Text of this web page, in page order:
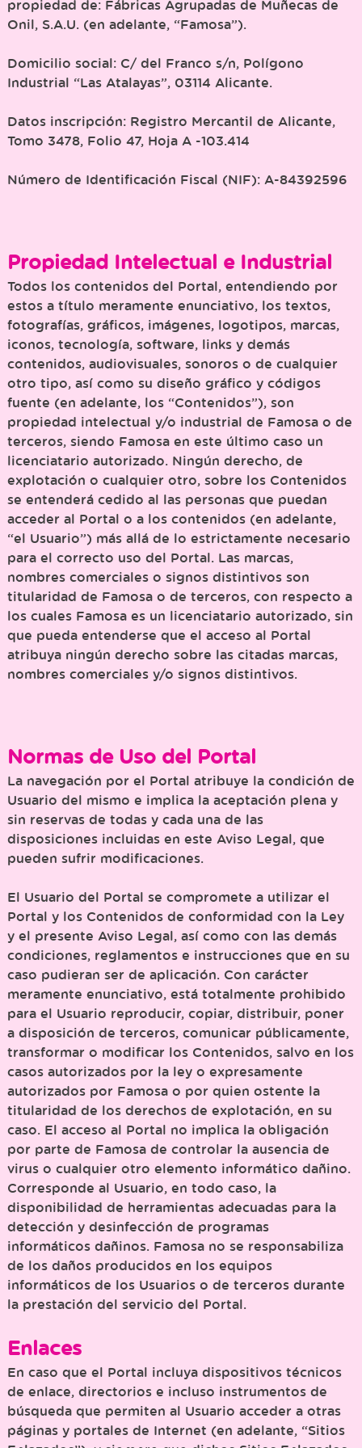
propiedad de: Fábricas Agrupadas de Muñecas de
Onil, S.A.U. (en adelante, “Famosa”).
Domicilio social: C/ del Franco s/n, Polígono
Industrial “Las Atalayas”, 03114 Alicante.
Datos inscripción: Registro Mercantil de Alicante,
Tomo 3478, Folio 47, Hoja A -103.414
Número de Identificación Fiscal (NIF): A-84392596
Propiedad Intelectual e Industrial
Todos los contenidos del Portal, entendiendo por
estos a título meramente enunciativo, los textos,
fotografías, gráficos, imágenes, logotipos, marcas,
iconos, tecnología, software, links y demás
contenidos, audiovisuales, sonoros o de cualquier
otro tipo, así como su diseño gráfico y códigos
fuente (en adelante, los “Contenidos”), son
propiedad intelectual y/o industrial de Famosa o de
terceros, siendo Famosa en este último caso un
licenciatario autorizado. Ningún derecho, de
explotación o cualquier otro, sobre los Contenidos
se entenderá cedido al las personas que puedan
acceder al Portal o a los contenidos (en adelante,
“el Usuario”) más allá de lo estrictamente necesario
para el correcto uso del Portal. Las marcas,
nombres comerciales o signos distintivos son
titularidad de Famosa o de terceros, con respecto a
los cuales Famosa es un licenciatario autorizado, sin
que pueda entenderse que el acceso al Portal
atribuya ningún derecho sobre las citadas marcas,
nombres comerciales y/o signos distintivos.
Normas de Uso del Portal
La navegación por el Portal atribuye la condición de
Usuario del mismo e implica la aceptación plena y
sin reservas de todas y cada una de las
disposiciones incluidas en este Aviso Legal, que
pueden sufrir modificaciones.
El Usuario del Portal se compromete a utilizar el
Portal y los Contenidos de conformidad con la Ley
y el presente Aviso Legal, así como con las demás
condiciones, reglamentos e instrucciones que en su
caso pudieran ser de aplicación. Con carácter
meramente enunciativo, está totalmente prohibido
para el Usuario reproducir, copiar, distribuir, poner
a disposición de terceros, comunicar públicamente,
transformar o modificar los Contenidos, salvo en los
casos autorizados por la ley o expresamente
autorizados por Famosa o por quien ostente la
titularidad de los derechos de explotación, en su
caso. El acceso al Portal no implica la obligación
por parte de Famosa de controlar la ausencia de
virus o cualquier otro elemento informático dañino.
Corresponde al Usuario, en todo caso, la
disponibilidad de herramientas adecuadas para la
detección y desinfección de programas
informáticos dañinos. Famosa no se responsabiliza
de los daños producidos en los equipos
informáticos de los Usuarios o de terceros durante
la prestación del servicio del Portal.
Enlaces
En caso que el Portal incluya dispositivos técnicos
de enlace, directorios e incluso instrumentos de
búsqueda que permiten al Usuario acceder a otras
páginas y portales de Internet (en adelante, “Sitios